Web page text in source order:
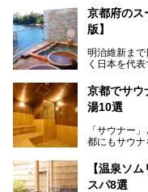
ます。今回案
出湯」と「若
れた歴史ある
漁師町や商
ます。
───
この記事は
京都府のス
版】
明治維新ま
く日本を代
今回は、そ
湯を紹介しま
部でレジャ
ー銭湯を探
京都でサウ
湯10選
「サウナー
都にもサウナ
自分の好き
ナを体感し
【温泉ソ
スパ8選